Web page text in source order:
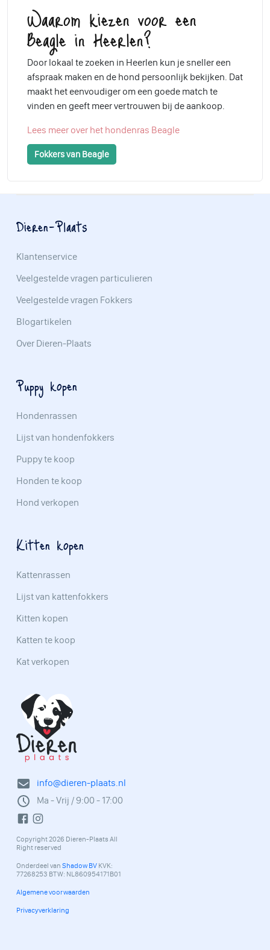
Waarom kiezen voor een
Beagle in Heerlen?
Door lokaal te zoeken in Heerlen kun je sneller een
afspraak maken en de hond persoonlijk bekijken. Dat
maakt het eenvoudiger om een goede match te
vinden en geeft meer vertrouwen bij de aankoop.
Lees meer over het hondenras Beagle
Fokkers van Beagle
info@dieren-plaats.nl
Ma - Vrij / 9:00 - 17:00
Copyright 2026 Dieren-Plaats All
Right reserved
Onderdeel van Shadow BV KVK:
77268253 BTW: NL860954171B01
Algemene voorwaarden
Privacyverklaring
Dieren-Plaats
Klantenservice
Veelgestelde vragen particulieren
Veelgestelde vragen Fokkers
Blogartikelen
Over Dieren-Plaats
Puppy kopen
Hondenrassen
Lijst van hondenfokkers
Puppy te koop
Honden te koop
Hond verkopen
Kitten kopen
Kattenrassen
Lijst van kattenfokkers
Kitten kopen
Katten te koop
Kat verkopen